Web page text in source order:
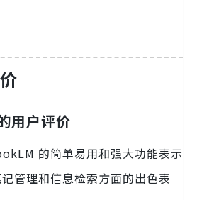
用户评价
的简单易用和强大功能表示
管理和信息检索方面的出色表